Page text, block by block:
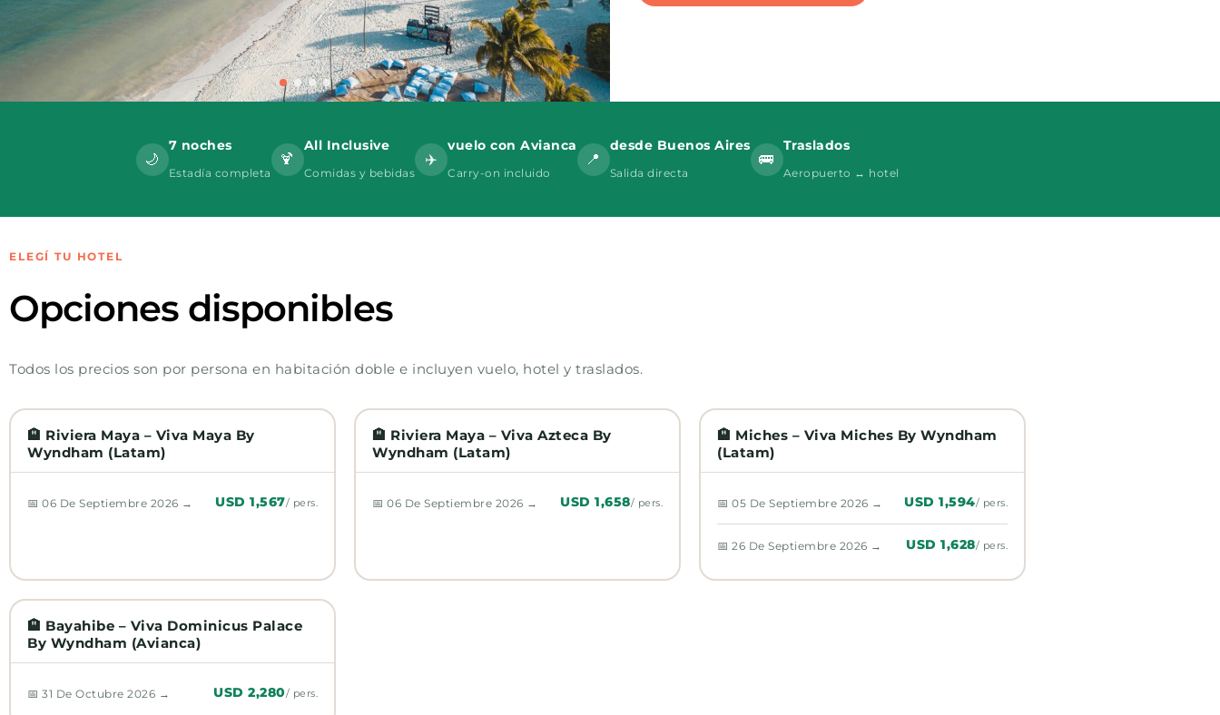
🌙
7 noches
Estadía completa
🍹
All Inclusive
Comidas y bebidas
✈️
vuelo con Avianca
Carry-on incluido
📍
desde Buenos Aires
Salida directa
🚌
Traslados
Aeropuerto ↔ hotel
ELEGÍ TU HOTEL
Opciones disponibles
Todos los precios son por persona en habitación doble e incluyen vuelo, hotel y traslados.
🏨 Riviera Maya – Viva Maya By
Wyndham (Latam)
📅 06 De Septiembre 2026 → USD 1,567/ pers.
🏨 Riviera Maya – Viva Azteca By
Wyndham (Latam)
📅 06 De Septiembre 2026 → USD 1,658/ pers.
🏨 Miches – Viva Miches By Wyndham
(Latam)
📅 05 De Septiembre 2026 → USD 1,594/ pers.
📅 26 De Septiembre 2026 → USD 1,628/ pers.
🏨 Bayahibe – Viva Dominicus Palace
By Wyndham (Avianca)
📅 31 De Octubre 2026 → USD 2,280/ pers.